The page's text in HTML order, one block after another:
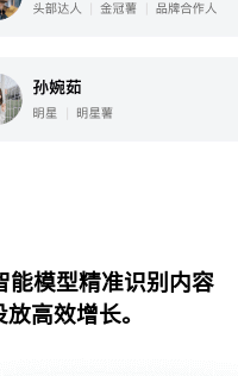
能模型精准识别内容
高效增长。